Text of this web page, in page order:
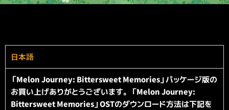
日本語
「Melon Journey: Bittersweet Memories」パッケージ版の
お買い上げありがとうございます。
「Melon Journey:
Bittersweet Memories」OSTのダウンロード方法は下記を